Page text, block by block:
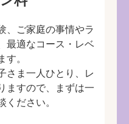
、ご家庭の事情やラ
最適なコース・レベ
す。
さま一人ひとり、レ
ますので、まずは一
ください。